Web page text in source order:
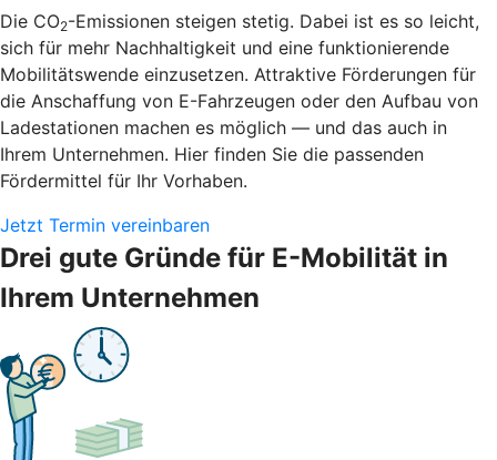
Die CO2-Emissionen steigen stetig. Dabei ist es so leicht,
sich für mehr Nachhaltigkeit und eine funktionierende
Mobilitätswende einzusetzen. Attraktive Förderungen für
die Anschaffung von E-Fahrzeugen oder den Aufbau von
Ladestationen machen es möglich — und das auch in
Ihrem Unternehmen. Hier finden Sie die passenden
Fördermittel für Ihr Vorhaben.
Jetzt Termin vereinbaren
Drei gute Gründe für E-Mobilität in
Ihrem Unternehmen